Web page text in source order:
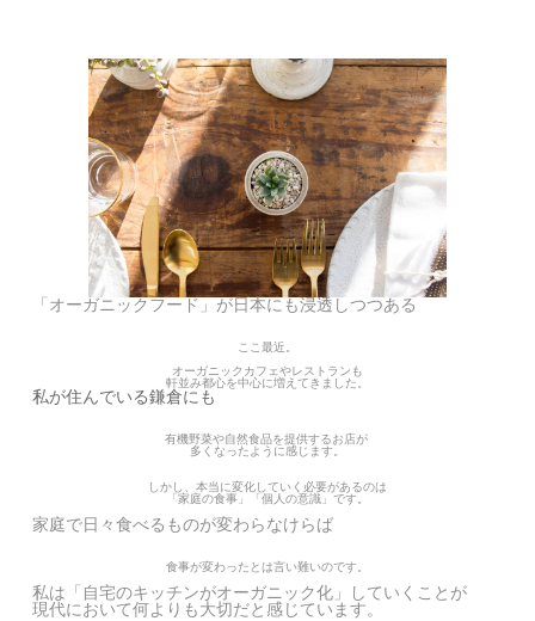
「オーガニックフード」が日本にも浸透しつつある
ここ最近。
オーガニックカフェやレストランも
軒並み都心を中心に増えてきました。
私が住んでいる鎌倉にも
有機野菜や自然食品を提供するお店が
多くなったように感じます。
しかし、本当に変化していく必要があるのは
「家庭の食事」「個人の意識」です。
家庭で日々食べるものが変わらなけらば
食事が変わったとは言い難いのです。
私は「自宅のキッチンがオーガニック化」していくことが
現代において何よりも大切だと感じています。